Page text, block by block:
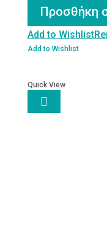
200ml
ποσότητα
Προσθήκη
Add to Wishlist
Add to Wishlist
Quick View
